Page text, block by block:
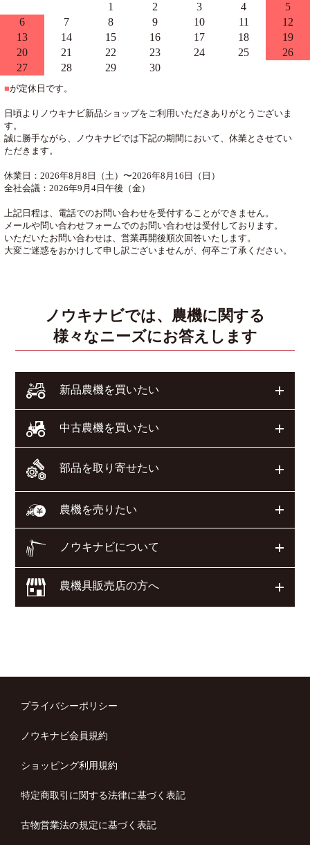
1
2 3 4
5
6
7 8 9 10 11
12
13
14 15 16 17 18
19
20
21 22 23 24 25
26
27
28 29 30
■が定休日です。
日頃よりノウキナビ新品ショップをご利用いただきありがとうございま
す。
誠に勝手ながら、ノウキナビでは下記の期間において、休業とさせてい
ただきます。
休業日：2026年8月8日（土）〜2026年8月16日（日）
全社会議：2026年9月4日午後（金）
上記日程は、電話でのお問い合わせを受付することができません。
メールや問い合わせフォームでのお問い合わせは受付しております。
いただいたお問い合わせは、営業再開後順次回答いたします。
大変ご迷惑をおかけして申し訳ございませんが、何卒ご了承ください。
ノウキナビでは、農機に関する
様々なニーズにお答えします
新品農機を買いたい
中古農機を買いたい
部品を取り寄せたい
農機を売りたい
ノウキナビについて
農機具販売店の方へ
プライバシーポリシー
ノウキナビ会員規約
ショッピング利用規約
特定商取引に関する法律に基づく表記
古物営業法の規定に基づく表記